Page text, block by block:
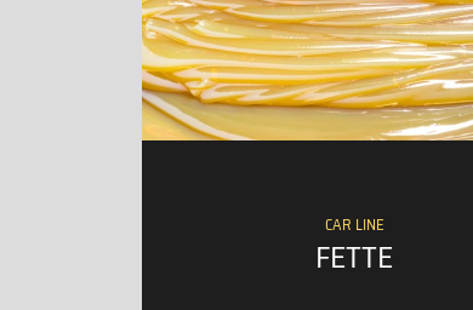
CAR LINE
FETTE